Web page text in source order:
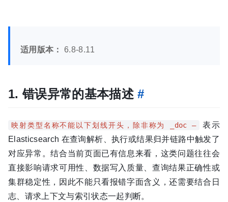
适用版本： 6.8-8.11
1. 错误异常的基本描述#
映射类型名称不能以下划线开头，除非称为 _doc —
表示
Elasticsearch 在查询解析、执行或结果归并链路中触发了
对应异常。结合当前页面已有信息来看，这类问题往往会
直接影响请求可用性、数据写入质量、查询结果正确性或
集群稳定性，因此不能只看报错字面含义，还需要结合日
志、请求上下文与索引状态一起判断。